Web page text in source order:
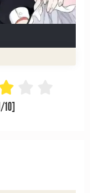
/10]